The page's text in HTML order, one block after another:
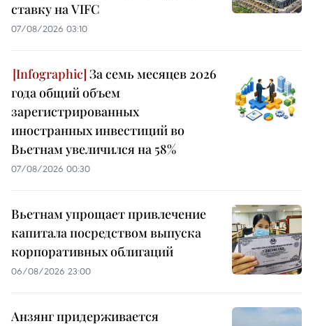
ставку на VIFC
07/08/2026 03:10
За семь месяцев 2026
года общий объем
зарегистрированных
иностранных инвестиций во
Вьетнам увеличился на 58%
07/08/2026 00:30
Вьетнам упрощает привлечение
капитала посредством выпуска
корпоративных облигаций
06/08/2026 23:00
Анзянг придерживается